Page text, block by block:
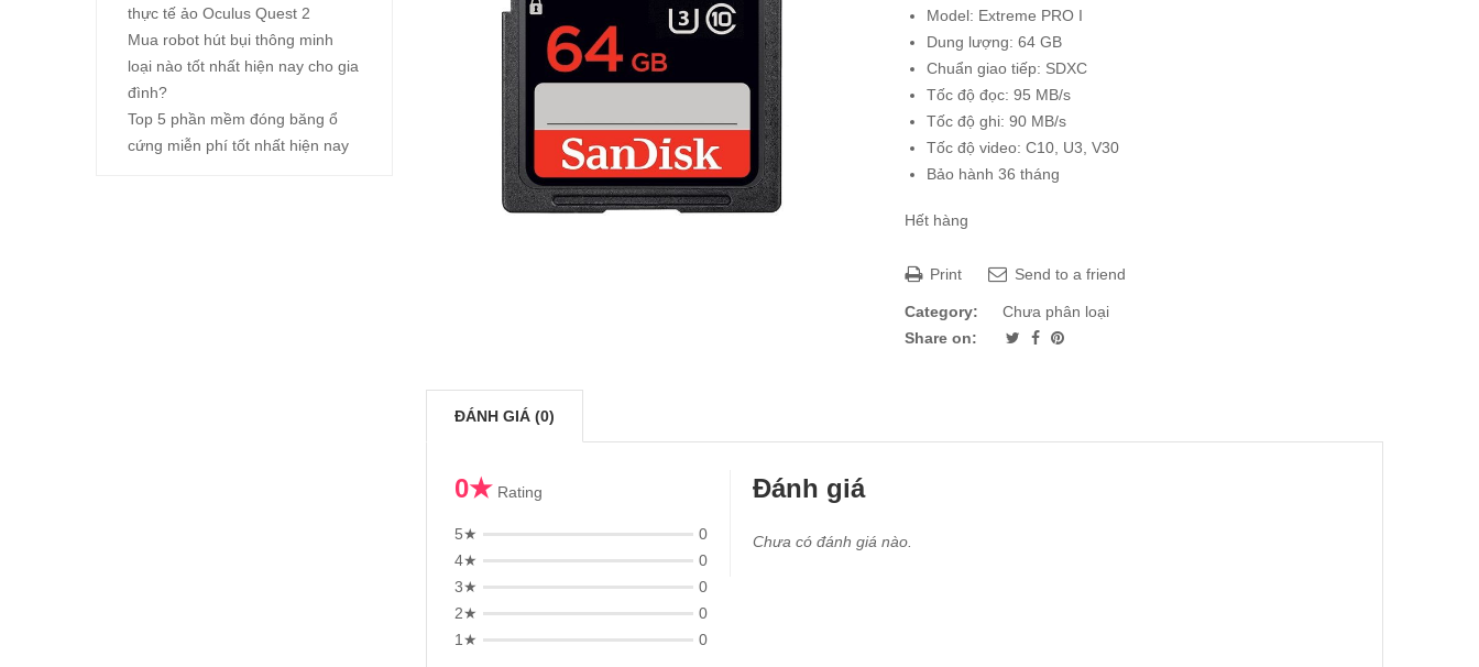
Model: Extreme PRO I
Dung lượng: 64 GB
Chuẩn giao tiếp: SDXC
Tốc độ đọc: 95 MB/s
Tốc độ ghi: 90 MB/s
Tốc độ video: C10, U3, V30
Bảo hành 36 tháng
Hết hàng
Print Send to a friend
Category:
Chưa phân loại
Share on:
ĐÁNH GIÁ (0)
0★ Rating
5★
0
4★
0
3★
0
2★
0
1★
0
Đánh giá
Chưa có đánh giá nào.
thực tế ảo Oculus Quest 2
Mua robot hút bụi thông minh
loại nào tốt nhất hiện nay cho gia
đình?
Top 5 phần mềm đóng băng ổ
cứng miễn phí tốt nhất hiện nay